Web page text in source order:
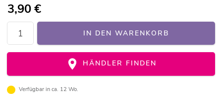
3,90€
IN DEN WARENKORB
HÄNDLER FINDEN
Verfügbar in ca. 12 Wo.